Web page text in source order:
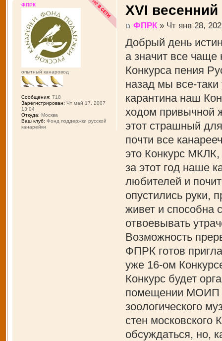
XVI
ФПРК » Чт янв 28,
Добрый день
а значит все
Конкурса пения
назад мы все-таки
карантина наш
ходом привычной
этот страшный
почти все
это Конкурс
за этот год наше
любителей и
опустились руки,
живет и способна
отвоевывать
Возможность
ФПРК готов
уже 16-ом
Конкурс будет
помещении МОИП
зоологического
стен
обсуждаться, но,
ФПРК
опытный канаровод
Сообщения: 718
Зарегистрирован: Чт май 17, 2007
13:04
Откуда: Москва
Ваш клуб: Фонд поддержки русской
канарейки